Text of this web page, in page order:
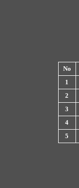
No
1
2
3
4
5